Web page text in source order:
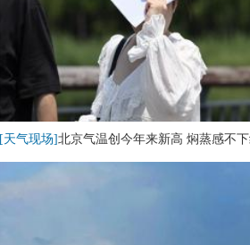
[天气现场]北京气温创今年来新高 焖蒸感不